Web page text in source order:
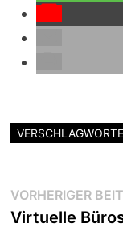
VORHERIGER
Virtuelle